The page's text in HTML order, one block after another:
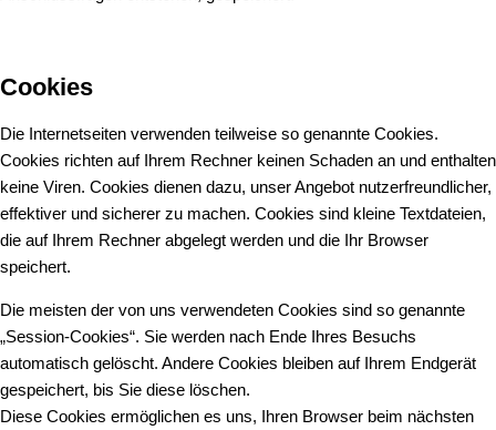
Cookies
Die Internetseiten verwenden teilweise so genannte Cookies.
Cookies richten auf Ihrem Rechner keinen Schaden an und enthalten
keine Viren. Cookies dienen dazu, unser Angebot nutzerfreundlicher,
effektiver und sicherer zu machen. Cookies sind kleine Textdateien,
die auf Ihrem Rechner abgelegt werden und die Ihr Browser
speichert.
Die meisten der von uns verwendeten Cookies sind so genannte
„Session-Cookies“. Sie werden nach Ende Ihres Besuchs
automatisch gelöscht. Andere Cookies bleiben auf Ihrem Endgerät
gespeichert, bis Sie diese löschen.
Diese Cookies ermöglichen es uns, Ihren Browser beim nächsten